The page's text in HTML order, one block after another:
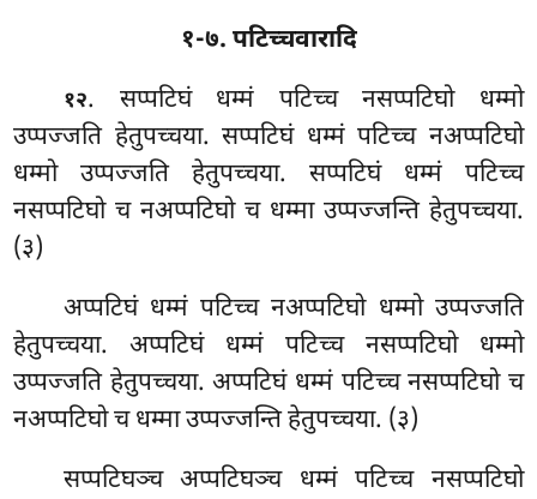
१-७. पटिच्चवारादि
१२. सप्पटिघं धम्मं पटिच्च नसप्पटिघो धम्मो
उप्पज्जति हेतुपच्चया. सप्पटिघं धम्मं पटिच्च नअप्पटिघो
धम्मो उप्पज्जति हेतुपच्चया. सप्पटिघं धम्मं पटिच्च
नसप्पटिघो च नअप्पटिघो च धम्मा उप्पज्जन्ति हेतुपच्चया.
(३)
अप्पटिघं धम्मं पटिच्च नअप्पटिघो धम्मो उप्पज्जति
हेतुपच्चया. अप्पटिघं धम्मं पटिच्च नसप्पटिघो धम्मो
उप्पज्जति हेतुपच्चया. अप्पटिघं धम्मं पटिच्च नसप्पटिघो च
नअप्पटिघो च धम्मा उप्पज्जन्ति हेतुपच्चया. (३)
सप्पटिघञ्चअप्पटिघञ्च धम्मं पटिच्च नसप्पटिघो